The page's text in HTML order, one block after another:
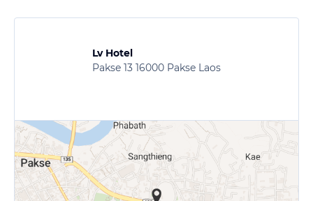
Lv Hotel
Pakse 13 16000 Pakse Laos